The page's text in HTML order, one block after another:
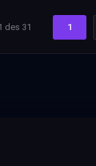
des 31 1